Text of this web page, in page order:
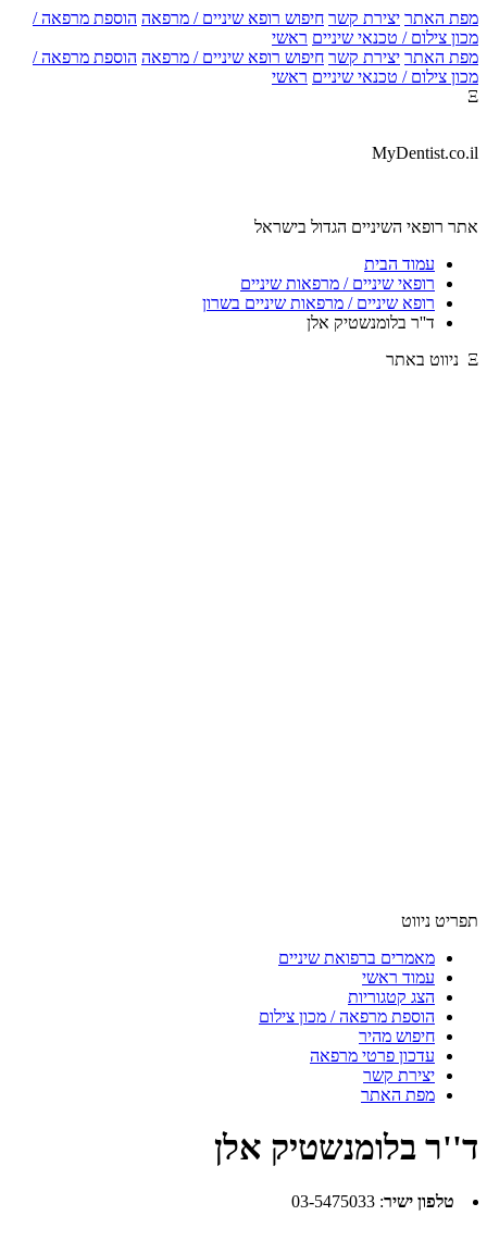
מפת האתר יצירת קשר חיפוש רופא שיניים / מרפאה הוספת מרפאה /
מכון צילום / טכנאי שיניים ראשי
מפת האתר יצירת קשר חיפוש רופא שיניים / מרפאה הוספת מרפאה /
מכון צילום / טכנאי שיניים ראשי
Ξ
MyDentist.co.il
אתר רופאי השיניים הגדול בישראל
עמוד הבית
רופאי שיניים / מרפאות שיניים
רופא שיניים / מרפאות שיניים בשרון
ד''ר בלומנשטיק אלן
Ξ ניווט באתר
תפריט ניווט
מאמרים ברפואת שיניים
עמוד ראשי
הצג קטגוריות
הוספת מרפאה / מכון צילום
חיפוש מהיר
עדכון פרטי מרפאה
יצירת קשר
מפת האתר
ד''ר בלומנשטיק אלן
טלפון ישיר:
03-5475033